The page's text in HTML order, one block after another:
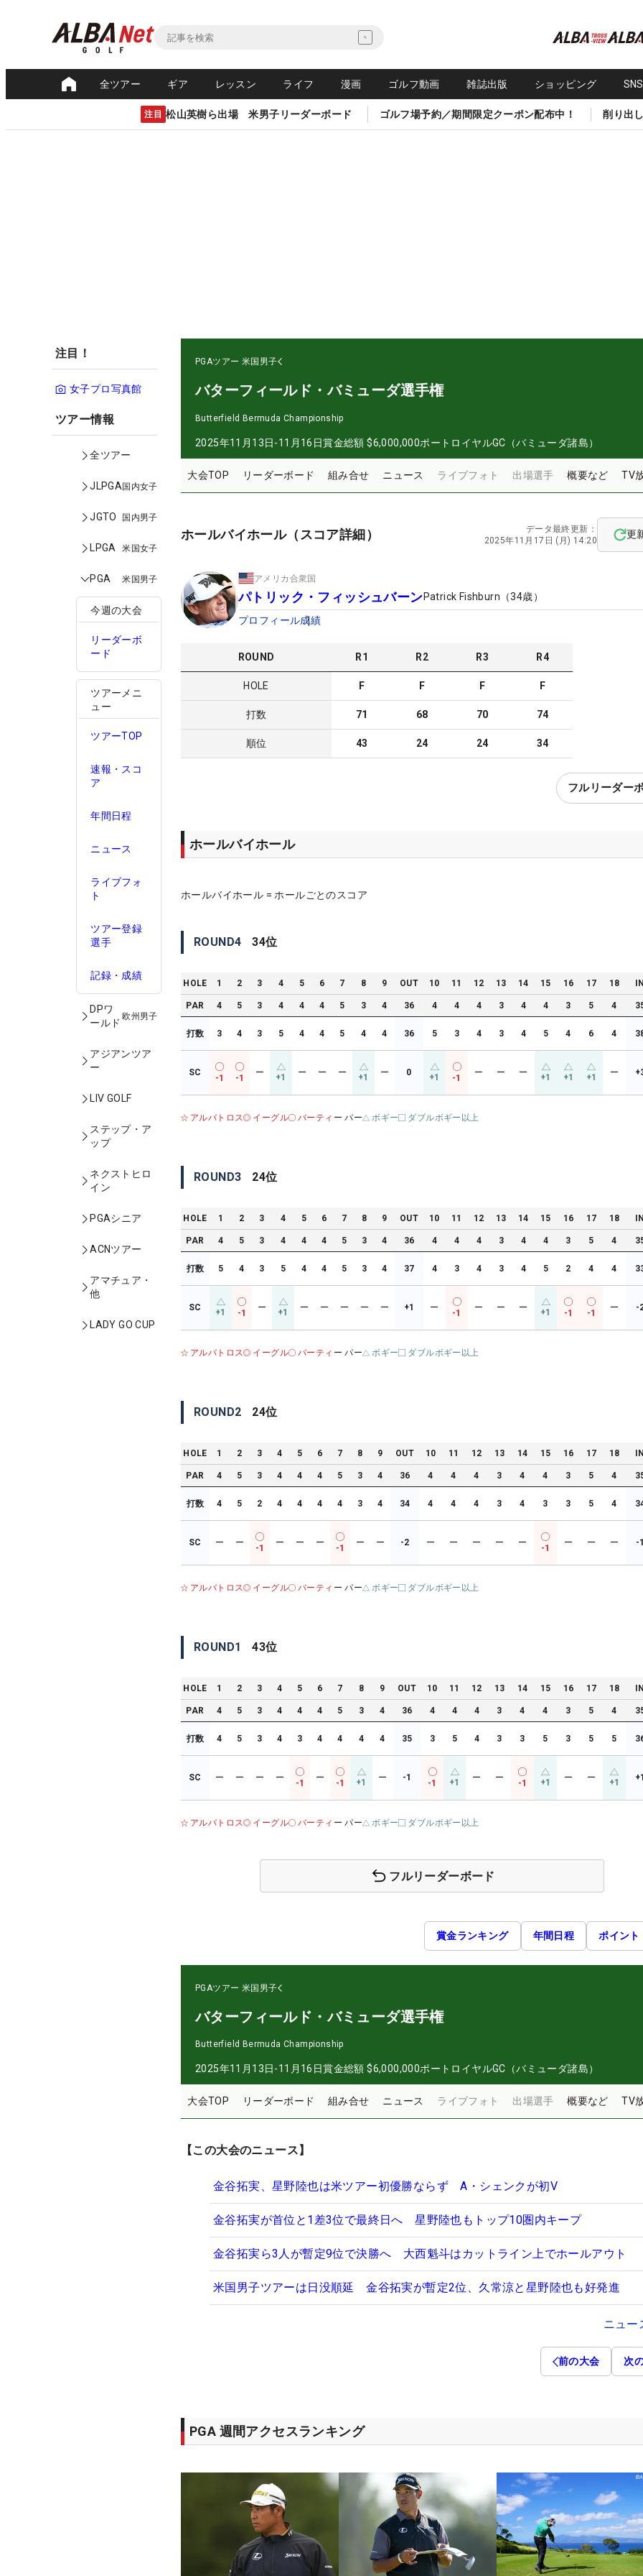
全ツアー ギア レッスン ライフ 漫画 ゴルフ動画 雑誌出版 ショッピング
注目 松山英樹ら出場 米男子リーダーボード ゴルフ場予約／期間限定クーポン配布中！ 削り出
注目！
女子プロ写真館
ツアー情報
全ツアー
JLPGA国内女子
JGTO 国内男子
LPGA 米国女子
PGA 米国男子
今週の大会
リーダーボ
ード
ツアーメニ
ュー
ツアーTOP
速報・スコ
ア
年間日程
ニュース
ライブフォ
ト
ツアー登録
選手
記録・成績
DPワ
ールド
欧州男子
アジアンツア
ー
LIV GOLF
ステップ・ア
ップ
ネクストヒロ
イン
PGAシニア
ACNツアー
アマチュア・
他
LADY GO CUP
PGAツアー 米国男子
バターフィールド・バミューダ選手権
Butterfield Bermuda Championship
2025年11月13日-11月16日賞金総額 $6,000,000ポートロイヤルGC（バミューダ諸島）
大会TOP リーダーボード 組み合せ ニュース ライブフォト 出場選手 概要など TV
ホールバイホール（スコア詳細）
データ最終更新：
2025年11月17日 (月) 14:20
更
アメリカ合衆国
パトリック・フィッシュバーンPatrick Fishburn （34歳）
プロフィール成績
ROUND R1 R2 R3 R4
HOLE F F F F
打数 71 68 70 74
順位 43 24 24 34
フルリーダー
ホールバイホール
ホールバイホール = ホールごとのスコア
ROUND4 34位
HOLE 1 2 3 4 5 6 7 8 9 OUT 10 11 12 13 14 15 16 17 18
PAR 4 5 3 4 4 4 5 3 4 36 4 4 4 3 4 4 3 5 4
打数 3 4 3 5 4 4 5 4 4 36 5 3 4 3 4 5 4 6 4
SC
-1 -1
ー +1 ー ー ー +1 ー 0 +1 -1
ー ー ー +1 +1 +1 ー
アルバトロス イーグル バーティ ー パー ボギー ダブルボギー以上
ROUND3 24位
HOLE 1 2 3 4 5 6 7 8 9 OUT 10 11 12 13 14 15 16 17 18
PAR 4 5 3 4 4 4 5 3 4 36 4 4 4 3 4 4 3 5 4
打数 5 4 3 5 4 4 5 3 4 37 4 3 4 3 4 5 2 4 4
SC +1 -1
ー +1 ー ー ー ー ー +1 ー
-1
ー ー ー +1 -1 -1
ー -
アルバトロス イーグル バーティ ー パー ボギー ダブルボギー以上
ROUND2 24位
HOLE 1 2 3 4 5 6 7 8 9 OUT 10 11 12 13 14 15 16 17 18
PAR 4 5 3 4 4 4 5 3 4 36 4 4 4 3 4 4 3 5 4
打数 4 5 2 4 4 4 4 3 4 34 4 4 4 3 4 3 3 5 4
SC ー ー
-1
ー ー ー
-1
ー ー -2 ー ー ー ー ー
-1
ー ー ー -
アルバトロス イーグル バーティ ー パー ボギー ダブルボギー以上
ROUND1 43位
HOLE 1 2 3 4 5 6 7 8 9 OUT 10 11 12 13 14 15 16 17 18
PAR 4 5 3 4 4 4 5 3 4 36 4 4 4 3 4 4 3 5 4
打数 4 5 3 4 3 4 4 4 4 35 3 5 4 3 3 5 3 5 5
SC ー ー ー ー
-1
ー
-1 +1 ー -1
-1 +1 ー ー
-1 +1 ー ー +1
アルバトロス イーグル バーティ ー パー ボギー ダブルボギー以上
フルリーダーボード
賞金ランキング 年間日程 ポイント
PGAツアー 米国男子
バターフィールド・バミューダ選手権
Butterfield Bermuda Championship
2025年11月13日-11月16日賞金総額 $6,000,000ポートロイヤルGC（バミューダ諸島）
大会TOP リーダーボード 組み合せ ニュース ライブフォト 出場選手 概要など TV
【この大会のニュース】
金谷拓実、星野陸也は米ツアー初優勝ならず A・シェンクが初V
金谷拓実が首位と1差3位で最終日へ 星野陸也もトップ10圏内キープ
金谷拓実ら3人が暫定9位で決勝へ 大西魁斗はカットライン上でホールアウト
米国男子ツアーは日没順延 金谷拓実が暫定2位、久常涼と星野陸也も好発進
ニュー
前の大会 次
PGA 週間アクセスランキング